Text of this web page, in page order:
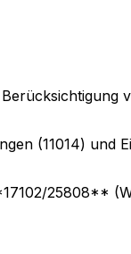
(11014) und
25808**